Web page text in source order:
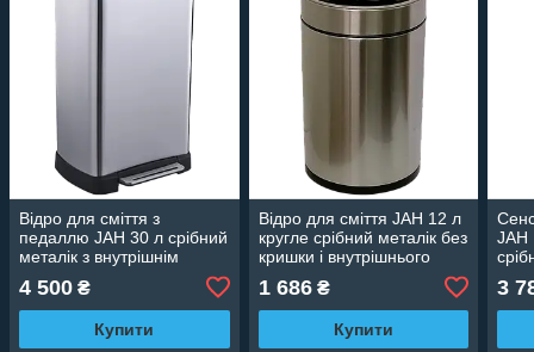
Відро для сміття з
педаллю JAH 30 л срібний
металік з внутрішнім
4 500 ₴
Купити
Відро для сміття JAH 12 л
кругле срібний металік без
кришки і внутрішнього
1 686₴
Купити
JAH
3